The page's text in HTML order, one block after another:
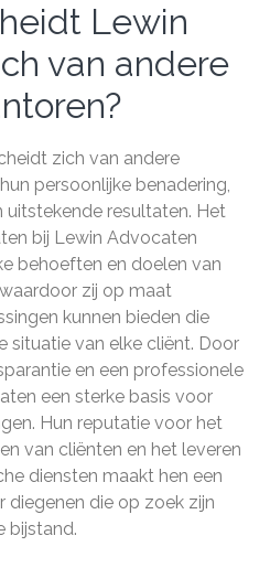
Lewin
van andere
zich van andere
persoonlijke benadering,
resultaten. Het
bij Lewin Advocaten
behoeften en doelen van
zij op maat
kunnen bieden die
situatie van elke cliënt. Door
en een professionele
een sterke basis voor
Hun reputatie voor het
van cliënten en het leveren
diensten maakt hen een
diegenen die op zoek zijn
bijstand.